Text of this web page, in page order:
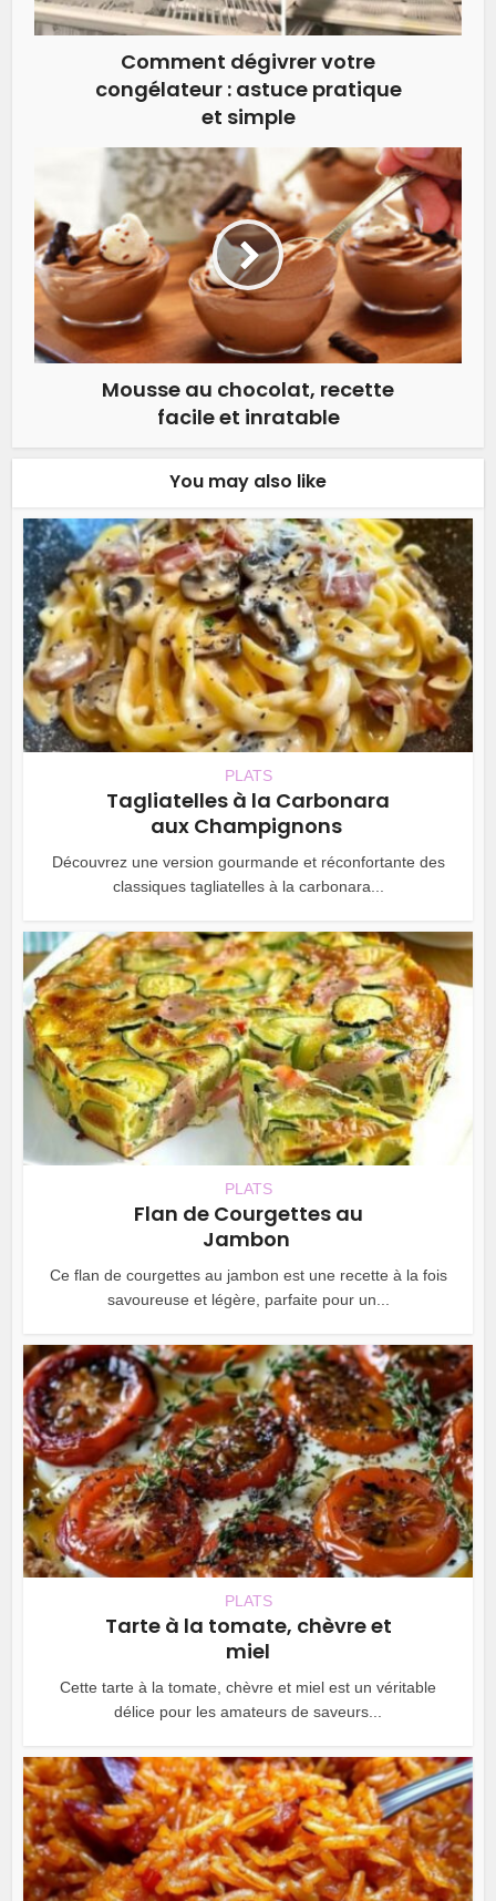
Comment dégivrer votre
congélateur : astuce pratique
et simple
Mousse au chocolat, recette
facile et inratable
You may also like
PLATS
Tagliatelles à la Carbonara
aux Champignons
Découvrez une version gourmande et réconfortante des
classiques tagliatelles à la carbonara...
PLATS
Flan de Courgettes au
Jambon
Ce flan de courgettes au jambon est une recette à la fois
savoureuse et légère, parfaite pour un...
PLATS
Tarte à la tomate, chèvre et
miel
Cette tarte à la tomate, chèvre et miel est un véritable
délice pour les amateurs de saveurs...